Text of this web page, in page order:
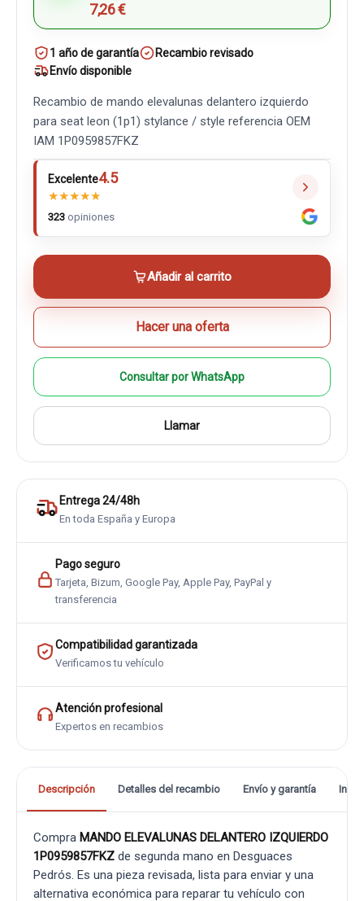
7,26 €
1 año de garantía
Recambio revisado
Envío disponible
Recambio de mando elevalunas delantero izquierdo
para seat leon (1p1) stylance / style referencia OEM
IAM 1P0959857FKZ
Excelente4.5
★★★★★
323 opiniones
Añadir al carrito
Hacer una oferta
Consultar por WhatsApp
Llamar
Entrega 24/48h
En toda España y Europa
Pago seguro
Tarjeta, Bizum, Google Pay, Apple Pay, PayPal y
transferencia
Compatibilidad garantizada
Verificamos tu vehículo
Atención profesional
Expertos en recambios
Descripción Detalles del recambio Envío y garantía
Compra MANDO ELEVALUNAS DELANTERO IZQUIERDO
1P0959857FKZ de segunda mano en Desguaces
Pedrós. Es una pieza revisada, lista para enviar y una
alternativa económica para reparar tu vehículo con